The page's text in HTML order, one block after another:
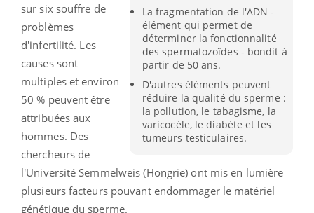
La fragmentation de l'ADN -
élément qui permet de
déterminer la fonctionnalité
des spermatozoïdes - bondit à
partir de 50 ans.
D'autres éléments peuvent
réduire la qualité du sperme :
la pollution, le tabagisme, la
varicocèle, le diabète et les
tumeurs testiculaires.
sur six souffre de
problèmes
d'infertilité. Les
causes sont
multiples et environ
50 % peuvent être
attribuées aux
hommes. Des
chercheurs de
l'Université Semmelweis (Hongrie) ont mis en lumière
plusieurs facteurs pouvant endommager le matériel
génétique du sperme.